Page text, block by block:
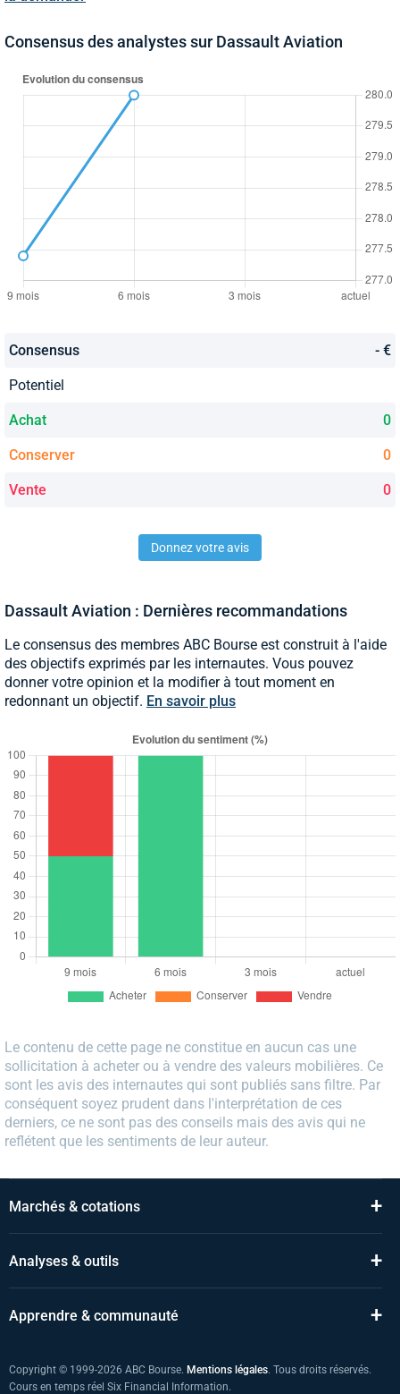
Consensus des analystes sur Dassault Aviation
Consensus - €
Potentiel
Achat 0
Conserver 0
Vente 0
Donnez votre avis
Dassault Aviation : Dernières recommandations
Le consensus des membres ABC Bourse est construit à l'aide
des objectifs exprimés par les internautes. Vous pouvez
donner votre opinion et la modifier à tout moment en
redonnant un objectif. En savoir plus
Le contenu de cette page ne constitue en aucun cas une
sollicitation à acheter ou à vendre des valeurs mobilières. Ce
sont les avis des internautes qui sont publiés sans filtre. Par
conséquent soyez prudent dans l'interprétation de ces
derniers, ce ne sont pas des conseils mais des avis qui ne
reflétent que les sentiments de leur auteur.
Marchés & cotations +
Analyses & outils +
Apprendre & communauté +
Copyright © 1999-2026 ABC Bourse. Mentions légales. Tous droits réservés.
Cours en temps réel Six Financial Information.